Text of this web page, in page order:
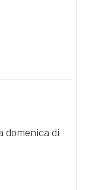
domenica di